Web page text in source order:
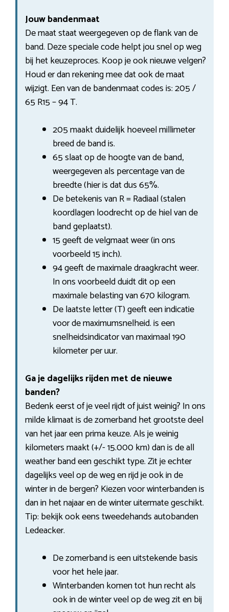
Jouw bandenmaat
De maat staat weergegeven op de flank van de
band. Deze speciale code helpt jou snel op weg
bij het keuzeproces. Koop je ook nieuwe velgen?
Houd er dan rekening mee dat ook de maat
wijzigt. Een van de bandenmaat codes is: 205 /
65 R15 – 94 T.
205 maakt duidelijk hoeveel millimeter
breed de band is.
65 slaat op de hoogte van de band,
weergegeven als percentage van de
breedte (hier is dat dus 65%.
De betekenis van R = Radiaal (stalen
koordlagen loodrecht op de hiel van de
band geplaatst).
15 geeft de velgmaat weer (in ons
voorbeeld 15 inch).
94 geeft de maximale draagkracht weer.
In ons voorbeeld duidt dit op een
maximale belasting van 670 kilogram.
De laatste letter (T) geeft een indicatie
voor de maximumsnelheid. is een
snelheidsindicator van maximaal 190
kilometer per uur.
Ga je dagelijks rijden met de nieuwe
banden?
Bedenk eerst of je veel rijdt of juist weinig? In ons
milde klimaat is de zomerband het grootste deel
van het jaar een prima keuze. Als je weinig
kilometers maakt (+/- 15.000 km) dan is de all
weather band een geschikt type. Zit je echter
dagelijks veel op de weg en rijd je ook in de
winter in de bergen? Kiezen voor winterbanden is
dan in het najaar en de winter uitermate geschikt.
Tip: bekijk ook eens tweedehands autobanden
Ledeacker.
De zomerband is een uitstekende basis
voor het hele jaar.
Winterbanden komen tot hun recht als
ook in de winter veel op de weg zit en bij